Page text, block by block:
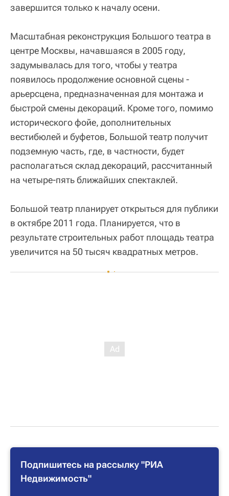
завершится только к началу осени.
Масштабная реконструкция Большого театра в
центре Москвы, начавшаяся в 2005 году,
задумывалась для того, чтобы у театра
появилось продолжение основной сцены -
арьерсцена, предназначенная для монтажа и
быстрой смены декораций. Кроме того, помимо
исторического фойе, дополнительных
вестибюлей и буфетов, Большой театр получит
подземную часть, где, в частности, будет
располагаться склад декораций, рассчитанный
на четыре-пять ближайших спектаклей.
Большой театр планирует открыться для публики
в октябре 2011 года. Планируется, что в
результате строительных работ площадь театра
увеличится на 50 тысяч квадратных метров.
Подпишитесь на рассылку "РИА
Недвижимость"